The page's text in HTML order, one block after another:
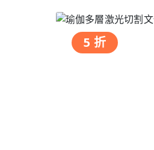
5 折